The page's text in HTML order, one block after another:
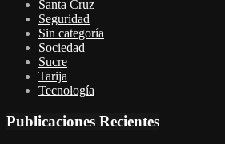
Santa Cruz
Seguridad
Sin categoría
Sociedad
Sucre
Tarija
Tecnología
Publicaciones Recientes